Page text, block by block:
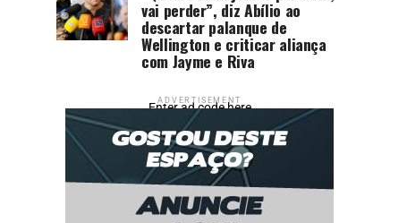
vai perder”, diz Abílio ao
descartar palanque de
Wellington e criticar aliança
com Jayme e Riva
ADVERTISEMENT
Enter ad code here